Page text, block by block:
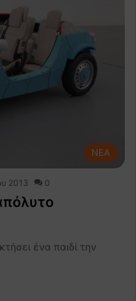
NEA
2013 0
ένα παιδί την